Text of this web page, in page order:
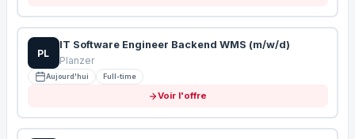
PL
IT Software Engineer Backend WMS (m/w/d)
Planzer
Aujourd'hui Full-time
Voir l'offre